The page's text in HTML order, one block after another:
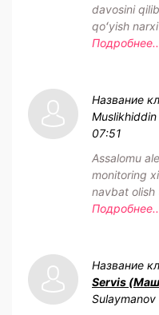
davosini
qoʻyish narxi
Название
07:51
Assalomu
monitoring
navbat olish
Название
Servis
Sulaymanov